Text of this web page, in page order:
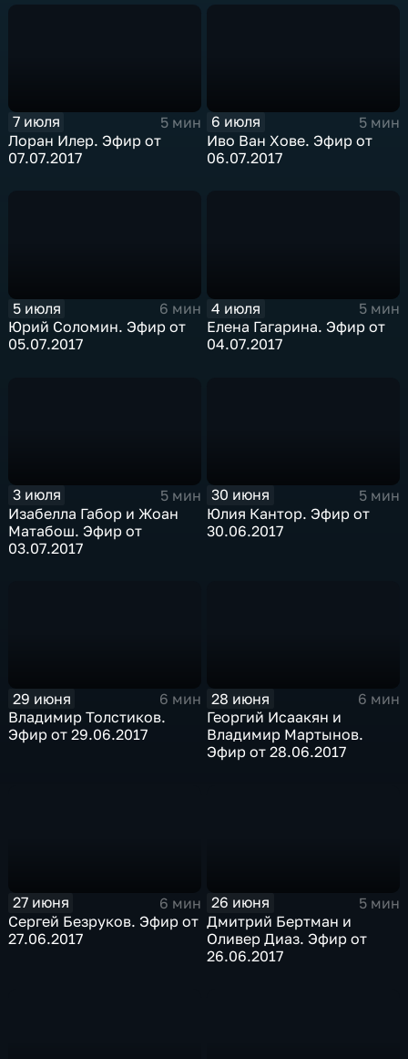
7 июля
5 мин
Лоран Илер. Эфир от
07.07.2017
6 июля
5 мин
Иво Ван Хове. Эфир от
06.07.2017
5 июля
6 мин
Юрий Соломин. Эфир от
05.07.2017
4 июля
5 мин
Елена Гагарина. Эфир от
04.07.2017
3 июля
5 мин
Изабелла Габор и Жоан
Матабош. Эфир от
03.07.2017
30 июня
5 мин
Юлия Кантор. Эфир от
30.06.2017
29 июня
6 мин
Владимир Толстиков.
Эфир от 29.06.2017
28 июня
6 мин
Георгий Исаакян и
Владимир Мартынов.
Эфир от 28.06.2017
27 июня
6 мин
Сергей Безруков. Эфир от
27.06.2017
26 июня
5 мин
Дмитрий Бертман и
Оливер Диаз. Эфир от
26.06.2017